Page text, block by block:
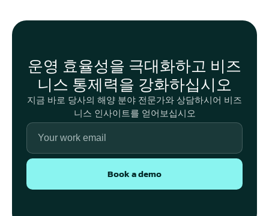
운영 효율성을 극대화하고 비즈
니스 통제력을 강화하십시오
지금 바로 당사의 해양 분야 전문가와 상담하시어 비즈
니스 인사이트를 얻어보십시오
Book a demo